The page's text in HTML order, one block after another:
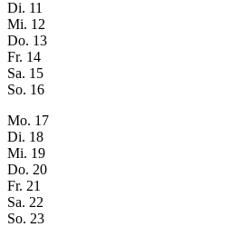
Di. 11
Mi. 12
Do. 13
Fr. 14
Sa. 15
So. 16
Mo. 17
Di. 18
Mi. 19
Do. 20
Fr. 21
Sa. 22
So. 23